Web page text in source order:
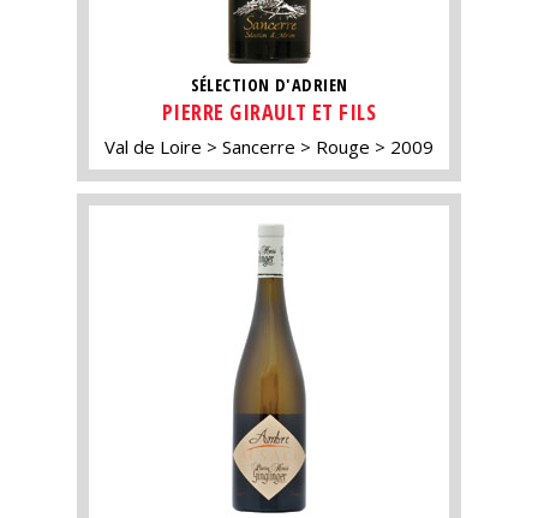
SÉLECTION D'ADRIEN
PIERRE GIRAULT ET FILS
Val de Loire Sancerre Rouge 2009